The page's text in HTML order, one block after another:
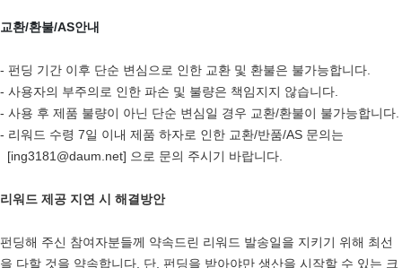
교환/환불/AS안내
- 펀딩 기간 이후 단순 변심으로 인한 교환 및 환불은 불가능합니다.
- 사용자의 부주의로 인한 파손 및 불량은 책임지지 않습니다.
- 사용 후 제품 불량이 아닌 단순 변심일 경우 교환/환불이 불가능합니다.
- 리워드 수령 7일 이내 제품 하자로 인한 교환/반품/AS 문의는
[ing3181@daum.net] 으로 문의 주시기 바랍니다.
리워드 제공 지연 시 해결방안
펀딩해 주신 참여자분들께 약속드린 리워드 발송일을 지키기 위해 최선
을 다할 것을 약속합니다. 단, 펀딩을 받아야만 생산을 시작할 수 있는 크